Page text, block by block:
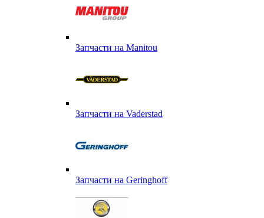
Запчасти на Manitou
Запчасти на Vaderstad
Запчасти на Geringhoff